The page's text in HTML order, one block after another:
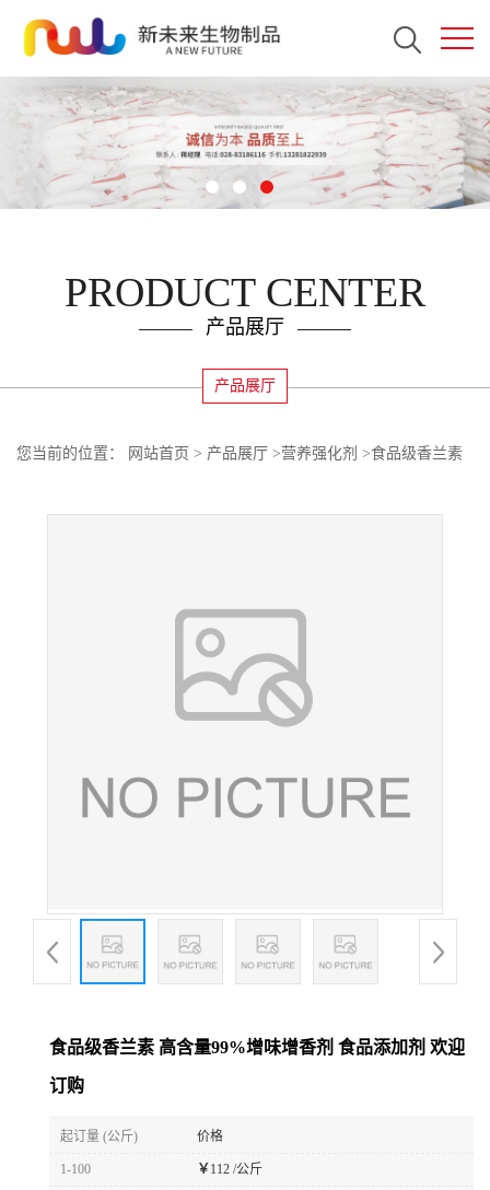
PRODUCT CENTER
产品展厅
产品展厅
您当前的位置： 网站首页 > 产品展厅 >营养强化剂 >食品级香兰素
食品级香兰素 高含量99%增味增香剂 食品添加剂 欢迎
订购
起订量 (公斤) 价格
1-100 ￥ 112 /公斤